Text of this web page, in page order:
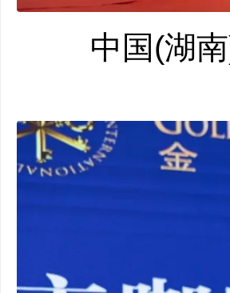
中国(湖南)